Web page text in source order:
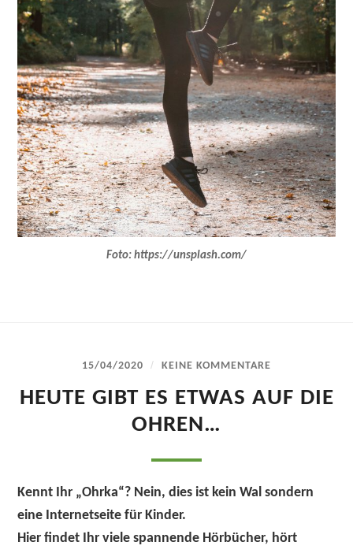
Foto: https://unsplash.com/
15/04/2020 / KEINE KOMMENTARE
HEUTE GIBT ES ETWAS AUF DIE
OHREN…
Kennt Ihr „Ohrka“? Nein, dies ist kein Wal sondern
eine Internetseite für Kinder.
Hier findet Ihr viele spannende Hörbücher, hört